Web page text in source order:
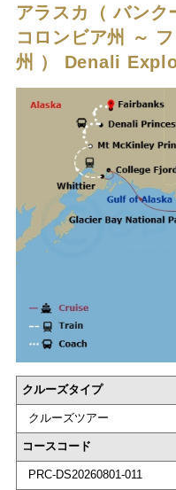
アラスカ（ バンク
コロンビア州 ～
州 ） Denali
クルーズタイプ
クルーズツアー
コースコード
PRC-DS20260801-011